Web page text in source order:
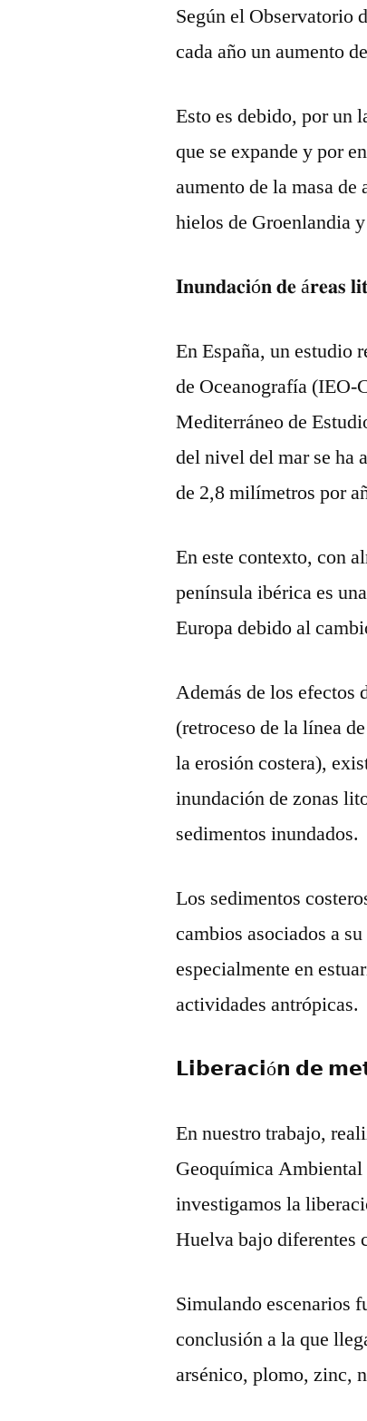
Según el Observatorio
cada año un aumento
Esto es debido, por un
que se expande y por
aumento de la masa
hielos de Groenlandia
𝐈𝐧𝐮𝐧𝐝𝐚𝐜𝐢ó𝐧 𝐝𝐞 á𝐫𝐞𝐚𝐬
En España, un estudio
de Oceanografía
Mediterráneo de
del nivel del mar se ha
de 2,8 milímetros por
En este contexto, con
península ibérica es
Europa debido al
Además de los efectos
(retroceso de la línea
la erosión costera),
inundación de zonas
sedimentos inundados.
Los sedimentos
cambios asociados a
especialmente en
actividades antrópicas.
𝗟𝗶𝗯𝗲𝗿𝗮𝗰𝗶ó𝗻 𝗱𝗲
En nuestro trabajo,
Geoquímica
investigamos la
Huelva bajo diferentes
Simulando escenarios
conclusión a la que
arsénico, plomo, zinc,